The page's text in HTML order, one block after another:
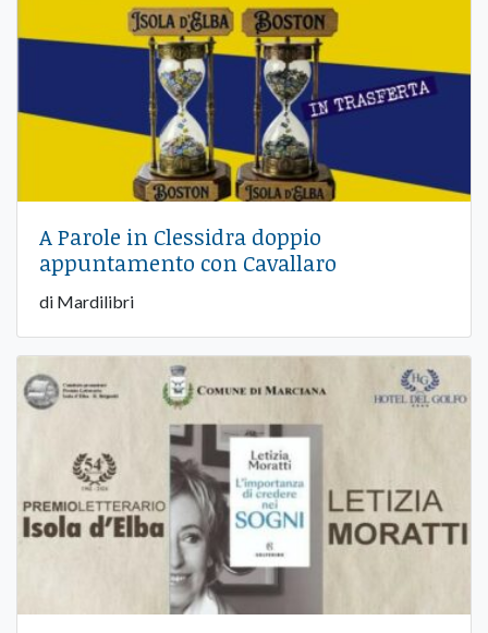
A Parole in Clessidra doppio
appuntamento con Cavallaro
di Mardilibri